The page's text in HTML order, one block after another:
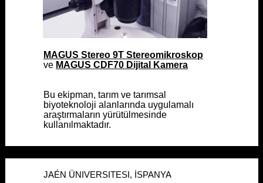
MAGUS Stereo 9T Stereomikroskop
ve MAGUS CDF70 Dijital Kamera
Bu ekipman, tarım ve tarımsal
biyoteknoloji alanlarında uygulamalı
araştırmaların yürütülmesinde
kullanılmaktadır.
MAGUS Stereo 9T Stereomikroskop
ve MAGUS CDF70 Dijital Kamera
Bu ekipman, tarım ve tarımsal
biyoteknoloji alanlarında uygulamalı
araştırmaların yürütülmesinde
kullanılmaktadır.
JAÉN ÜNIVERSITESI, İSPANYA
JAÉN ÜNIVERSITESI, İSPANYA